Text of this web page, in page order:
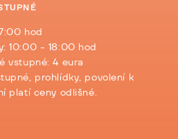
hod
10:00 - 18:00 hod
vstupné: 4 eura
prohlídky, povolení k
platí ceny odlišné.